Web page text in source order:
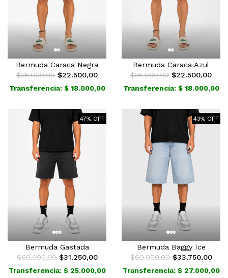
Bermuda Caraca Negra
$35.000,00 $22.500,00
Transferencia: $ 18.000,00
Bermuda Caraca Azul
$35.000,00 $22.500,00
Transferencia: $ 18.000,00
47% OFF
Bermuda Gastada
$60.000,00$31.250,00
Transferencia: $ 25.000,00
43% OFF
Bermuda Baggy Ice
$60.000,00$33.750,00
Transferencia: $ 27.000,00